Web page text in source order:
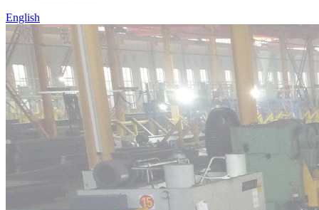
English